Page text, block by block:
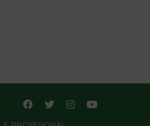
F. PROFESIONAL